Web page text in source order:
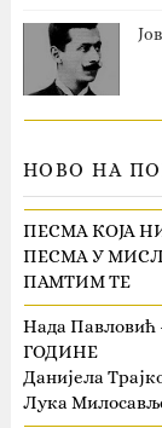
НОВО НА
ПЕСМА КОЈА
ПЕСМА У
ПАМТИМ ТЕ
Нада
ГОДИНЕ
Данијела
Лука